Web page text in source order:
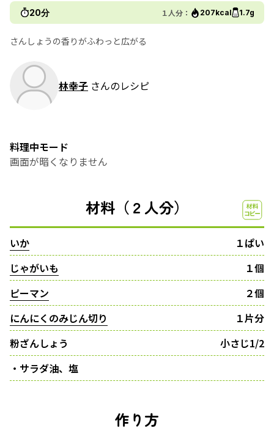
20分 １人分： 207kcal 1.7g
さんしょうの香りがふわっと広がる
林幸子 さんのレシピ
料理中モード
画面が暗くなりません
材料（２人分）
いか
１ぱい
じゃがいも
１個
ピーマン
２個
にんにくのみじん切り
１片分
粉ざんしょう
小さじ1/2
・サラダ油、塩
作り方